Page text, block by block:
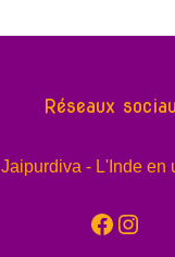
Réseaux
Jaipurdiva - L'Inde en